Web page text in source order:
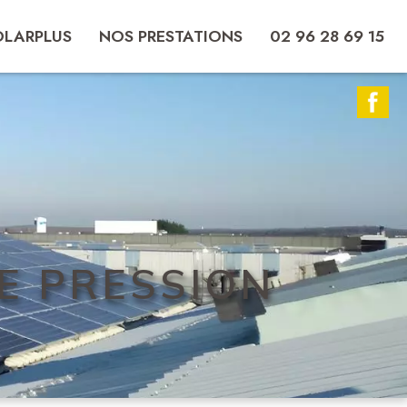
NOS PRESTATIONS 02 96 28 69 15
PRESSION